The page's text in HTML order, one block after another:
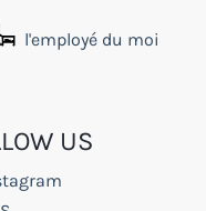
l'employé du moi
US